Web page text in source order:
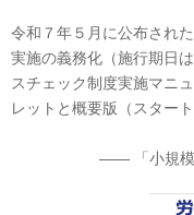
令和７年５月に公布され
実施の義務化（施行期日
スチェック制度実施マニ
レットと概要版（スター
―― 「小規模